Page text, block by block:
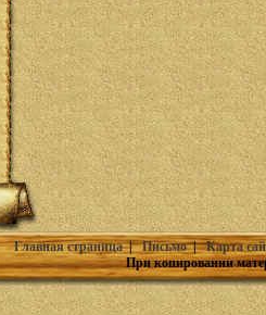
Главная страница|Письмо|Карта
При копировании